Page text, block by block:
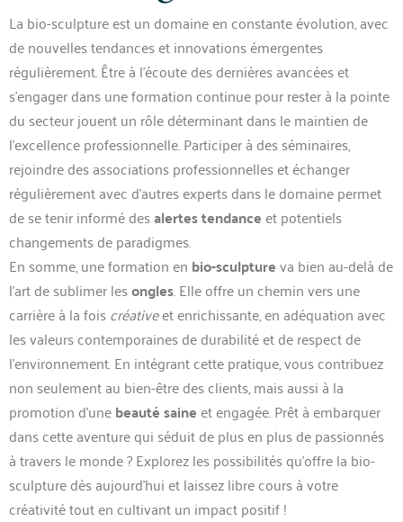
La bio-sculpture est un domaine en constante évolution, avec
de nouvelles tendances et innovations émergentes
régulièrement. Être à l’écoute des dernières avancées et
s’engager dans une formation continue pour rester à la pointe
du secteur jouent un rôle déterminant dans le maintien de
l’excellence professionnelle. Participer à des séminaires,
rejoindre des associations professionnelles et échanger
régulièrement avec d’autres experts dans le domaine permet
de se tenir informé desalertes tendance et potentiels
changements de paradigmes.
En somme, une formation en bio-sculptureva bien au-delà de
l’art de sublimer lesongles. Elle offre un chemin vers une
carrière à la foiscréativeet enrichissante, en adéquation avec
les valeurs contemporaines de durabilité et de respect de
l’environnement. En intégrant cette pratique, vous contribuez
non seulement au bien-être des clients, mais aussi à la
promotion d’unebeauté saine et engagée. Prêt à embarquer
dans cette aventure qui séduit de plus en plus de passionnés
à travers le monde ? Explorez les possibilités qu’offre la bio-
sculpture dès aujourd’hui et laissez libre cours à votre
créativité tout en cultivant un impact positif !